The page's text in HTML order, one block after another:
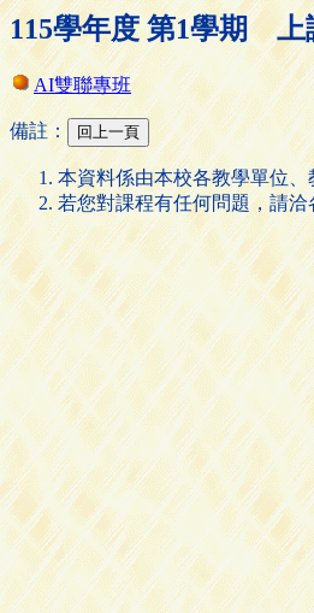
115學年度 第1學期 上
AI雙聯專班
備註：
本資料係由本校各教學單位
若您對課程有任何問題，請洽